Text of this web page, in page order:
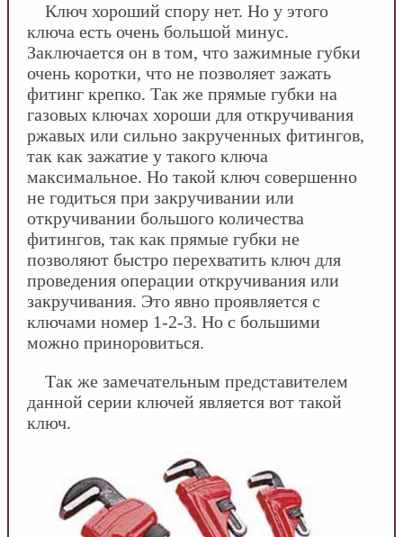
Ключ хороший спору нет. Но у этого
ключа есть очень большой минус.
Заключается он в том, что зажимные губки
очень коротки, что не позволяет зажать
фитинг крепко. Так же прямые губки на
газовых ключах хороши для откручивания
ржавых или сильно закрученных фитингов,
так как зажатие у такого ключа
максимальное. Но такой ключ совершенно
не годиться при закручивании или
откручивании большого количества
фитингов, так как прямые губки не
позволяют быстро перехватить ключ для
проведения операции откручивания или
закручивания. Это явно проявляется с
ключами номер 1-2-3. Но с большими
можно приноровиться.
Так же замечательным представителем
данной серии ключей является вот такой
ключ.